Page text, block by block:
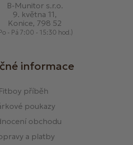
B-Munitor s.r.o.
9. května 11,
Konice, 798 52
- Pá 7:00 - 15:30 hod.)
informace
Fitboy příběh
poukazy
obchodu
a platby